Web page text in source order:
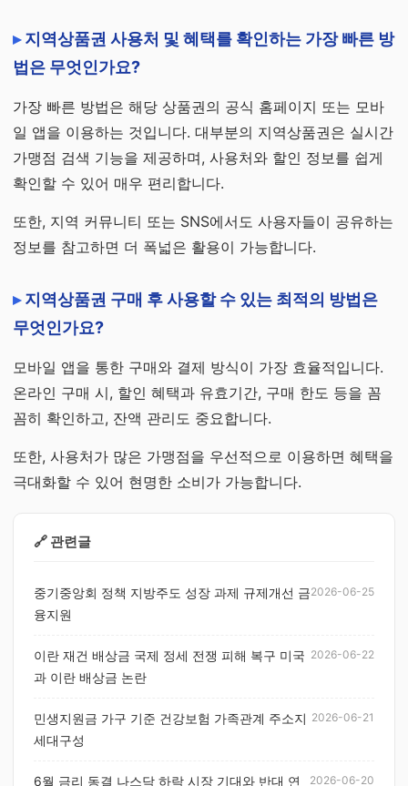
지역상품권 사용처 및 혜택를 확인하는 가장 빠른 방
법은 무엇인가요?
가장 빠른 방법은 해당 상품권의 공식 홈페이지 또는 모바
일 앱을 이용하는 것입니다. 대부분의 지역상품권은 실시간
가맹점 검색 기능을 제공하며, 사용처와 할인 정보를 쉽게
확인할 수 있어 매우 편리합니다.
또한, 지역 커뮤니티 또는 SNS에서도 사용자들이 공유하는
정보를 참고하면 더 폭넓은 활용이 가능합니다.
지역상품권 구매 후 사용할 수 있는 최적의 방법은
무엇인가요?
모바일 앱을 통한 구매와 결제 방식이 가장 효율적입니다.
온라인 구매 시, 할인 혜택과 유효기간, 구매 한도 등을 꼼
꼼히 확인하고, 잔액 관리도 중요합니다.
또한, 사용처가 많은 가맹점을 우선적으로 이용하면 혜택을
극대화할 수 있어 현명한 소비가 가능합니다.
🔗 관련글
중기중앙회 정책 지방주도 성장 과제 규제개선 금
융지원
2026-06-25
이란 재건 배상금 국제 정세 전쟁 피해 복구 미국
과 이란 배상금 논란
2026-06-22
민생지원금 가구 기준 건강보험 가족관계 주소지
세대구성
2026-06-21
6월 금리 동결 나스닥 하락 시장 기대와 반대 연 2026-06-20